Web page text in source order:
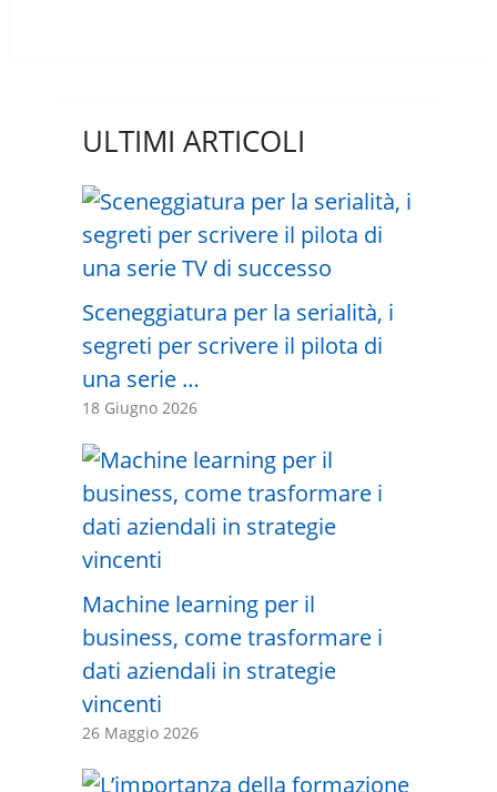
ULTIMI ARTICOLI
Sceneggiatura per la serialità, i
segreti per scrivere il pilota di
una serie …
18 Giugno 2026
Machine learning per il
business, come trasformare i
dati aziendali in strategie
vincenti
26 Maggio 2026